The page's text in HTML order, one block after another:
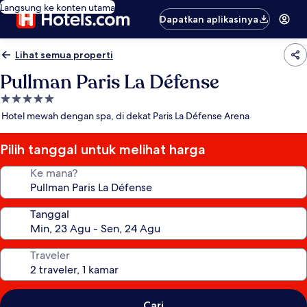
Langsung ke konten utama
Dapatkan aplikasinya
Lihat semua properti
Pullman Paris La Défense
Properti
bintang
Hotel mewah dengan spa, di dekat Paris La Défense Arena
Pilih tanggal untuk melihat harga
Ke mana?
Tanggal
Traveler